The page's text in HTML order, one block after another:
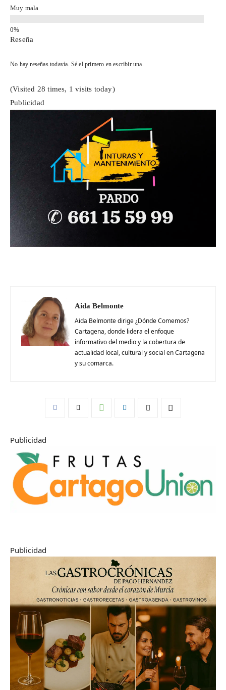
Muy mala
Reseña
No hay reseñas todavía. Sé el primero en escribir una.
(Visited 28 times, 1 visits today)
Publicidad
Aida Belmonte
Aida Belmonte dirige ¿Dónde Comemos?
Cartagena, donde lidera el enfoque
informativo del medio y la cobertura de
actualidad local, cultural y social en Cartagena
y su comarca.
Publicidad
Publicidad